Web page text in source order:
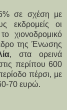
σε σχέση με
εκδρομείς οι
χιονοδρομικό
της Ένωσης
, στα ορεινά
περίπου 600
πέρσι, με
60-70 ευρώ.